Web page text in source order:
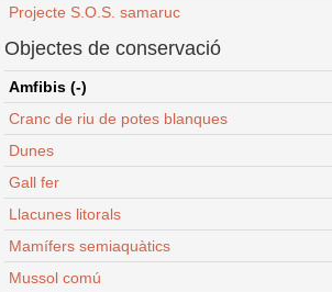
Projecte S.O.S. samaruc
Objectes de conservació
Amfibis (-)
Cranc de riu de potes blanques
Dunes
Gall fer
Llacunes litorals
Mamífers semiaquàtics
Mussol comú